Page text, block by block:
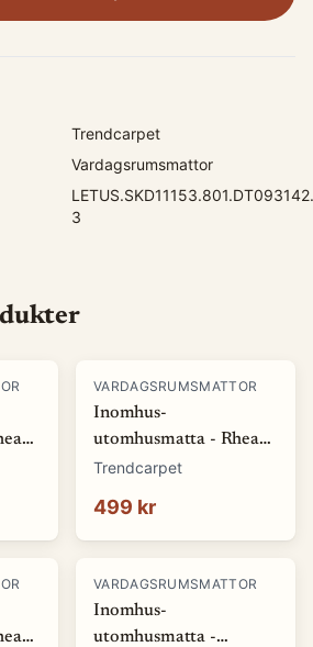
Trendcarpet
Vardagsrumsmattor
3
VARDAGSRUMSMATTOR
Inomhus-
utomhusmatta - Rhea
(beige) (Storlek: 80 x
Trendcarpet
499 kr
VARDAGSRUMSMATTOR
Inomhus-
utomhusmatta -